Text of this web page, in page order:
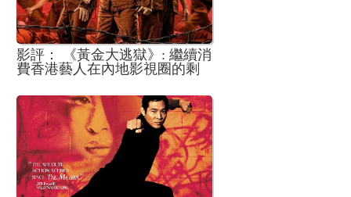
影評： 《黃金大逃獄》: 繼續消
費香港藝人在內地影視圈的剩